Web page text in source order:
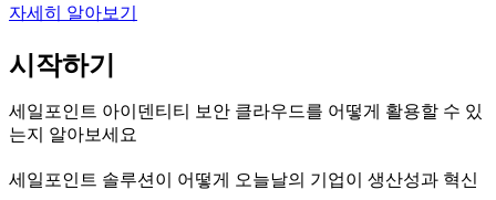
자세히 알아보기
시작하기
세일포인트 아이덴티티 보안 클라우드를 어떻게 활용할 수 있
는지 알아보세요
세일포인트 솔루션이 어떻게 오늘날의 기업이 생산성과 혁신